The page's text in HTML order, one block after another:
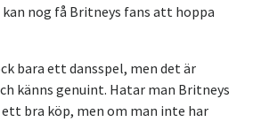
nog få Britneys fans att hoppa
bara ett dansspel, men det är
känns genuint. Hatar man Britneys
bra köp, men om man inte har